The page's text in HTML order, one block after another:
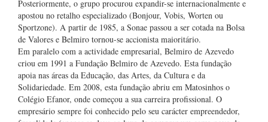
Posteriormente, o grupo procurou expandir-se internacionalmente e
apostou no retalho especializado (Bonjour, Vobis, Worten ou
Sportzone). A partir de 1985, a Sonae passou a ser cotada na Bolsa
de Valores e Belmiro tornou-se accionista maioritário.
Em paralelo com a actividade empresarial, Belmiro de Azevedo
criou em 1991 a Fundação Belmiro de Azevedo. Esta fundação
apoia nas áreas da Educação, das Artes, da Cultura e da
Solidariedade. Em 2008, esta fundação abriu em Matosinhos o
Colégio Efanor, onde começou a sua carreira profissional. O
empresário sempre foi conhecido pelo seu carácter empreendedor,